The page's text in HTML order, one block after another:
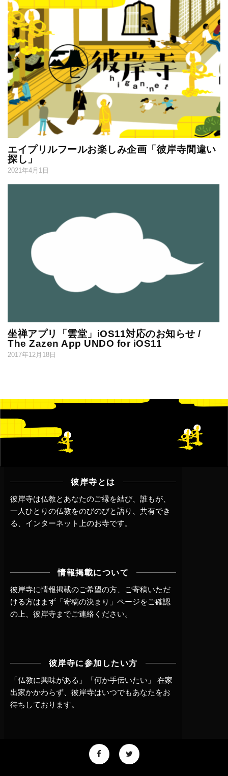
エイプリルフールお楽しみ企画「彼岸寺間違い
探し」
2021年4月1日
坐禅アプリ「雲堂」iOS11対応のお知らせ /
The Zazen App UNDO for iOS11
2017年12月18日
彼岸寺とは
彼岸寺は仏教とあなたのご縁を結び、誰もが、
一人ひとりの仏教をのびのびと語り、共有でき
る、インターネット上のお寺です。
情報掲載について
彼岸寺に情報掲載のご希望の方、ご寄稿いただ
ける方はまず 「寄稿の決まり」ページをご確認
の上、 彼岸寺までご連絡 ください。
彼岸寺に参加したい方
「仏教に興味がある」「何か手伝いたい」 在家
出家かかわらず、 彼岸寺はいつでもあなたをお
待ちしております。